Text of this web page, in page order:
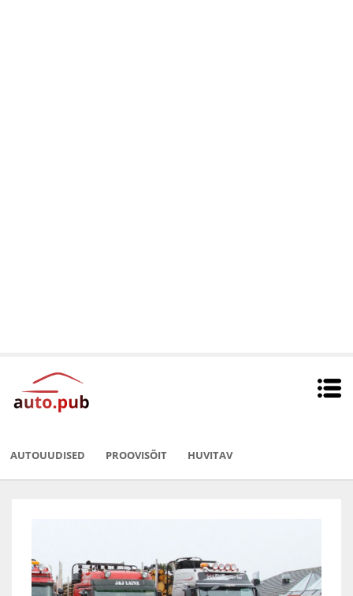
AUTOUUDISED PROOVISÕIT HUVITAV